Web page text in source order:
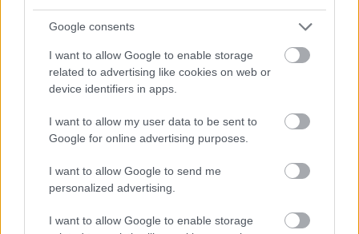
Google consents
I want to allow Google to enable storage
related to advertising like cookies on web or
device identifiers in apps.
I want to allow my user data to be sent to
Google for online advertising purposes.
I want to allow Google to send me
personalized advertising.
I want to allow Google to enable storage